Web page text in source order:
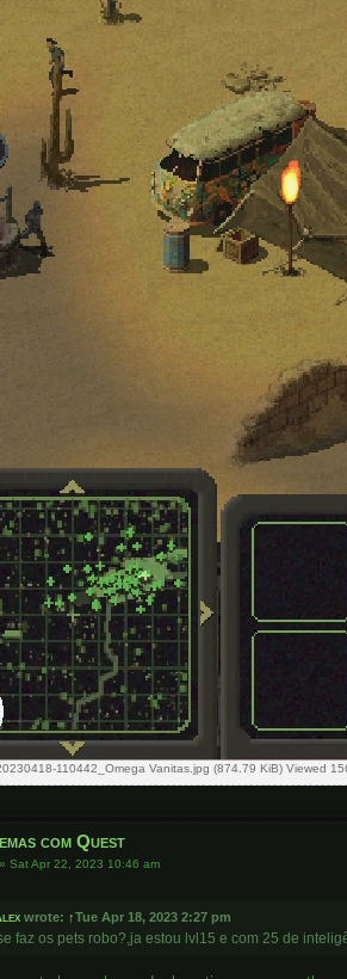
110442_Omega Vanitas.jpg (874.79 KiB) Viewed
com Quest
»Sat Apr 22, 2023 10:46 am
wrote: ↑Tue Apr 18, 2023 2:27 pm
faz os pets robo?,ja estou lvl15 e com 25 de